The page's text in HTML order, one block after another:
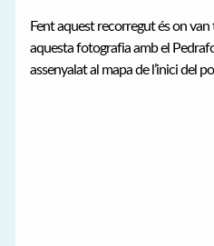
Fent aquest recorregut és on van
aquesta fotografia amb el
assenyalat al mapa de l’inici del